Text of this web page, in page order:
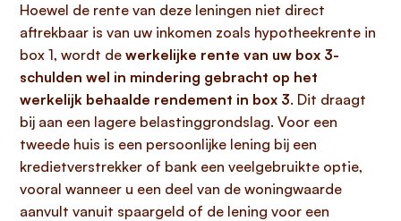
Hoewel de rente van deze leningen niet direct
aftrekbaar is van uw inkomen zoals hypotheekrente in
box 1, wordt de werkelijke rente van uw box 3-
schulden wel in mindering gebracht op het
werkelijk behaalde rendement in box 3. Dit draagt
bij aan een lagere belastinggrondslag. Voor een
tweede huis is een persoonlijke lening bij een
kredietverstrekker of bank een veelgebruikte optie,
vooral wanneer u een deel van de woningwaarde
aanvult vanuit spaargeld of de lening voor een